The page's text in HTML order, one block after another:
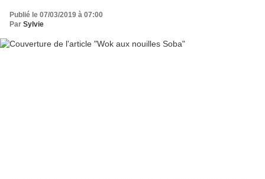
Publié le 07/03/2019 à 07:00
Par Sylvie